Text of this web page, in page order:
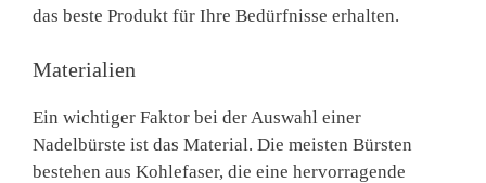
das beste Produkt für Ihre Bedürfnisse erhalten.
Materialien
Ein wichtiger Faktor bei der Auswahl einer
Nadelbürste ist das Material. Die meisten Bürsten
bestehen aus Kohlefaser, die eine hervorragende